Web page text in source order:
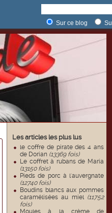
Sur ce blog
Les articles les plus lus
le coffre de pirate des 4 ans
de Dorian (13369 fois)
Le coffret à rubans de Maria
(13150 fois)
Pieds de porc à l'auvergnate
(12740 fois)
Boudins blancs aux pommes
caramélisées au miel (11752
fois)
Moules à la crème de